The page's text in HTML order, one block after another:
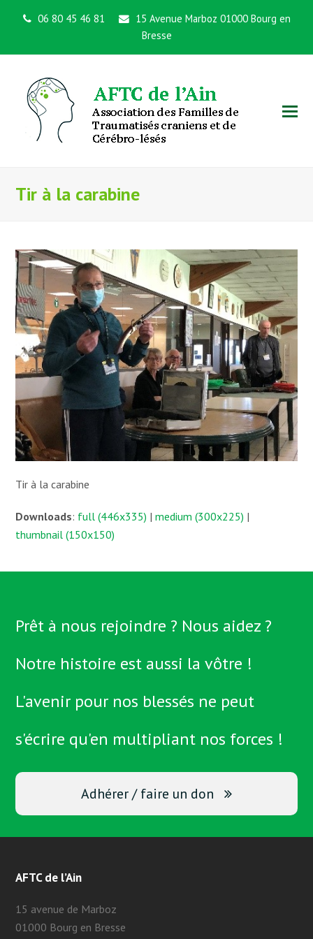
06 80 45 46 81
15 Avenue Marboz 01000 Bourg en
Bresse
Tir à la carabine
Tir à la carabine
Downloads: full (446x335) |medium (300x225) |
thumbnail (150x150)
Prêt à nous rejoindre ? Nous aidez ?
Notre histoire est aussi la vôtre !
L'avenir pour nos blessés ne peut
s'écrire qu'en multipliant nos forces !
Adhérer / faire un don
AFTC de l’Ain
15 avenue de Marboz
01000 Bourg en Bresse